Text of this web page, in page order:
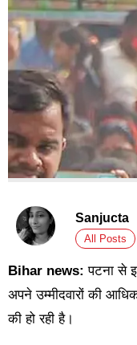
Sanjucta
All Posts
Bihar news: पटना से
अपने उम्मीदवारों की
की हो रही है।